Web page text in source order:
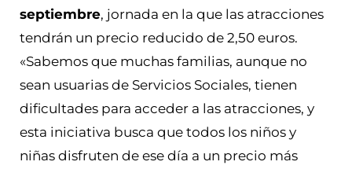
septiembre, jornada en la que las atracciones
tendrán un precio reducido de 2,50 euros.
«Sabemos que muchas familias, aunque no
sean usuarias de Servicios Sociales, tienen
dificultades para acceder a las atracciones, y
esta iniciativa busca que todos los niños y
niñas disfruten de ese día a un precio más